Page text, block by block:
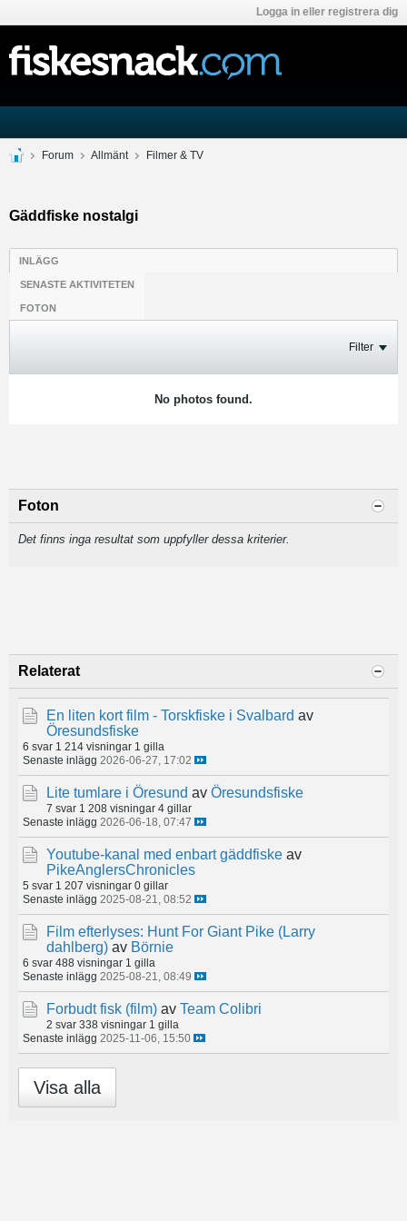
Logga in eller registrera dig
Forum Allmänt Filmer & TV
Gäddfiske nostalgi
INLÄGG
SENASTE AKTIVITETEN
FOTON
Filter
No photos found.
Foton
Det finns inga resultat som uppfyller dessa kriterier.
Relaterat
En liten kort film - Torskfiske i Svalbard av
Öresundsfiske
6 svar 1 214 visningar 1 gilla
Senaste inlägg 2026-06-27, 17:02
Lite tumlare i Öresund av Öresundsfiske
7 svar 1 208 visningar 4 gillar
Senaste inlägg 2026-06-18, 07:47
Youtube-kanal med enbart gäddfiske av
PikeAnglersChronicles
5 svar 1 207 visningar 0 gillar
Senaste inlägg 2025-08-21, 08:52
Film efterlyses: Hunt For Giant Pike (Larry
dahlberg) av Börnie
6 svar 488 visningar 1 gilla
Senaste inlägg 2025-08-21, 08:49
Forbudt fisk (film) av Team Colibri
2 svar 338 visningar 1 gilla
Senaste inlägg 2025-11-06, 15:50
Visa alla